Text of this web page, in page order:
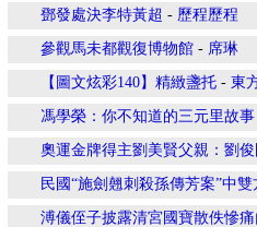
鄧發處決李特黃超 - 歷程歷程
參觀馬未都觀復博物館 - 席琳
【圖文炫彩140】精緻盞托 - 東
馮學榮：你不知道的三元里故事
奧運金牌得主劉美賢父親：劉
民國“施劍翹刺殺孫傳芳案”中
溥儀侄子披露清宮國寶散佚慘痛